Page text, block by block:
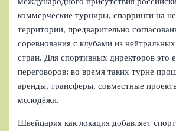
коммерческие турниры, спарринги на
территории, предварительно
соревнования с клубами из
стран. Для спортивных директоров это
переговоров: во время таких турне
аренды, трансферы, совместные
молодёжи.
Швейцария как локация добавляет